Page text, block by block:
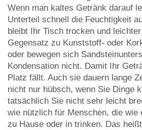
Wenn man kaltes Getränk darauf
Unterteil schnell die Feuchtigkeit
bleibt Ihr Tisch trocken und
Gegensatz zu Kunststoff- oder
oder bewegen sich
Kondensation nicht. Damit Ihr
Platz fällt. Auch sie dauern lange
nicht nur hübsch, wenn Sie Dinge
tatsächlich Sie nicht sehr leicht
wie nützlich für Menschen, die wie
zu Hause oder in trinken. Das